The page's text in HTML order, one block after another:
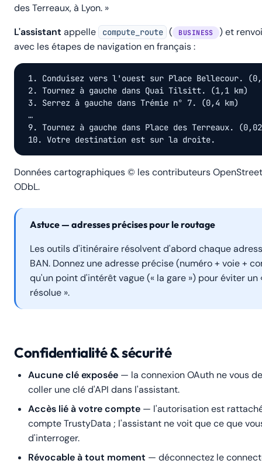
des Terreaux, à Lyon. »
L'assistant appelle compute_route ( BUSINESS
) et
avec les étapes de navigation en français :
1. Conduisez vers l'ouest sur Place Bellecour.
2. Tournez à gauche dans Quai Tilsitt. (1,1 km)
3. Serrez à gauche dans Trémie n° 7. (0,4 km)
…
9. Tournez à gauche dans Place des Terreaux.
10. Votre destination est sur la droite.
Données cartographiques © les contributeurs
ODbL.
Astuce — adresses précises pour le routage
Les outils d'itinéraire résolvent d'abord chaque
BAN. Donnez une adresse précise (numéro + voie +
qu'un point d'intérêt vague (« la gare ») pour éviter un
résolue ».
Confidentialité & sécurité
Aucune clé exposée — la connexion OAuth ne vous
coller une clé d'API dans l'assistant.
Accès lié à votre compte — l'autorisation est
compte TrustyData ; l'assistant ne voit que ce que
d'interroger.
Révocable à tout moment — déconnectez le